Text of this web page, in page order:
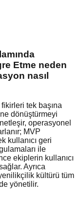
Etme neden
nasıl
tek başına
dönüştürmeyi
operasyonel
MVP
kullanıcı geri
ile
ekiplerin kullanıcı
Ayrıca
kültürü tüm
yönetilir.